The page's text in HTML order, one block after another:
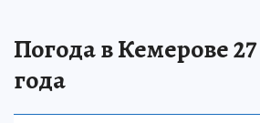
Погода в Кемерове
года